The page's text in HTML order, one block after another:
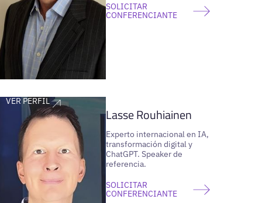
SOLICITAR
CONFERENCIANTE
VER PERFIL
Lasse Rouhiainen
Experto internacional en IA,
transformación digital y
ChatGPT. Speaker de
referencia.
SOLICITAR
CONFERENCIANTE